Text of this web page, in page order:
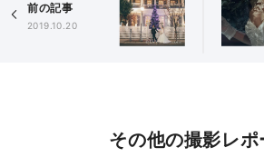
前の記事
2019.10.20
その他の撮影レポ